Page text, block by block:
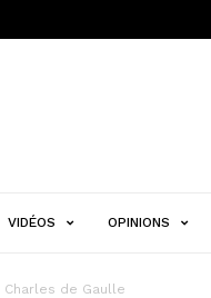
VIDÉOS OPINIONS
Charles de Gaulle